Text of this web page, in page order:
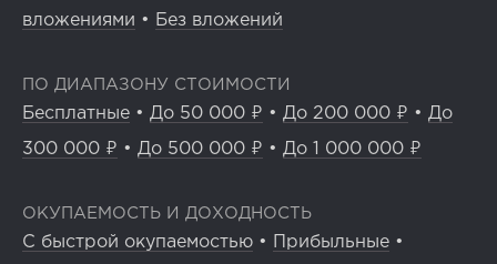
вложениями • Без вложений
ПО ДИАПАЗОНУ СТОИМОСТИ
Бесплатные • До 50 000 ₽ • До 200 000 ₽ • До
300 000 ₽ • До 500 000 ₽ • До 1 000 000 ₽
ОКУПАЕМОСТЬ И ДОХОДНОСТЬ
С быстрой окупаемостью • Прибыльные •